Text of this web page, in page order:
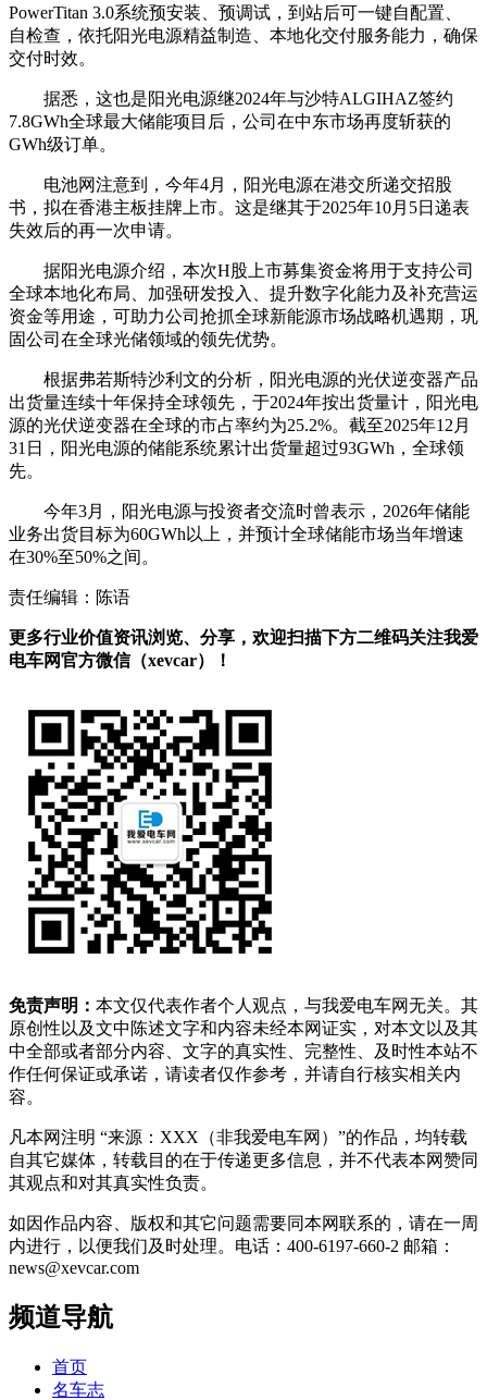
PowerTitan 3.0系统预安装、预调试，到站后可一键自配置、
自检查，依托阳光电源精益制造、本地化交付服务能力，确保
交付时效。
据悉，这也是阳光电源继2024年与沙特ALGIHAZ签约
7.8GWh全球最大储能项目后，公司在中东市场再度斩获的
GWh级订单。
电池网注意到，今年4月，阳光电源在港交所递交招股
书，拟在香港主板挂牌上市。这是继其于2025年10月5日递表
失效后的再一次申请。
据阳光电源介绍，本次H股上市募集资金将用于支持公司
全球本地化布局、加强研发投入、提升数字化能力及补充营运
资金等用途，可助力公司抢抓全球新能源市场战略机遇期，巩
固公司在全球光储领域的领先优势。
根据弗若斯特沙利文的分析，阳光电源的光伏逆变器产品
出货量连续十年保持全球领先，于2024年按出货量计，阳光电
源的光伏逆变器在全球的市占率约为25.2%。截至2025年12月
31日，阳光电源的储能系统累计出货量超过93GWh，全球领
先。
今年3月，阳光电源与投资者交流时曾表示，2026年储能
业务出货目标为60GWh以上，并预计全球储能市场当年增速
在30%至50%之间。
责任编辑：陈语
更多行业价值资讯浏览、分享，欢迎扫描下方二维码关注我爱
电车网官方微信（xevcar）！
免责声明： 本文仅代表作者个人观点，与我爱电车网无关。其
原创性以及文中陈述文字和内容未经本网证实，对本文以及其
中全部或者部分内容、文字的真实性、完整性、及时性本站不
作任何保证或承诺，请读者仅作参考，并请自行核实相关内
容。
凡本网注明 “来源：XXX（非我爱电车网）”的作品，均转载
自其它媒体，转载目的在于传递更多信息，并不代表本网赞同
其观点和对其真实性负责。
如因作品内容、版权和其它问题需要同本网联系的，请在一周
内进行，以便我们及时处理。电话：400-6197-660-2 邮箱：
news@xevcar.com
频道导航
首页
名车志